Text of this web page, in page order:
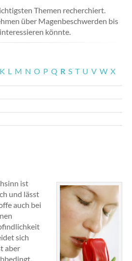
Themen recherchiert.
über Magenbeschwerden bis
könnte.
K L M N O P Q R S T U V W X
ist
und lässt
auch bei
sich
aber